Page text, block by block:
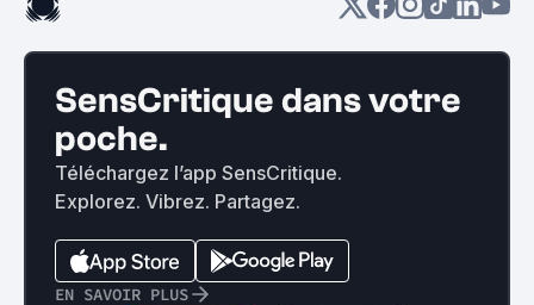
SensCritique dans votre
poche.
Téléchargez l’app SensCritique.
Explorez. Vibrez. Partagez.
EN SAVOIR PLUS